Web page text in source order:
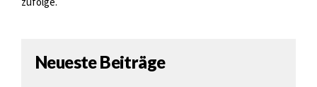
Neueste Beiträge